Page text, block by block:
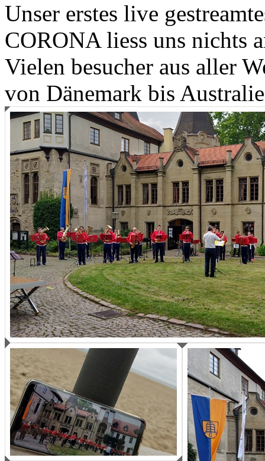
Unser erstes live
CORONA liess uns nichts
Vielen besucher aus aller
von Dänemark bis